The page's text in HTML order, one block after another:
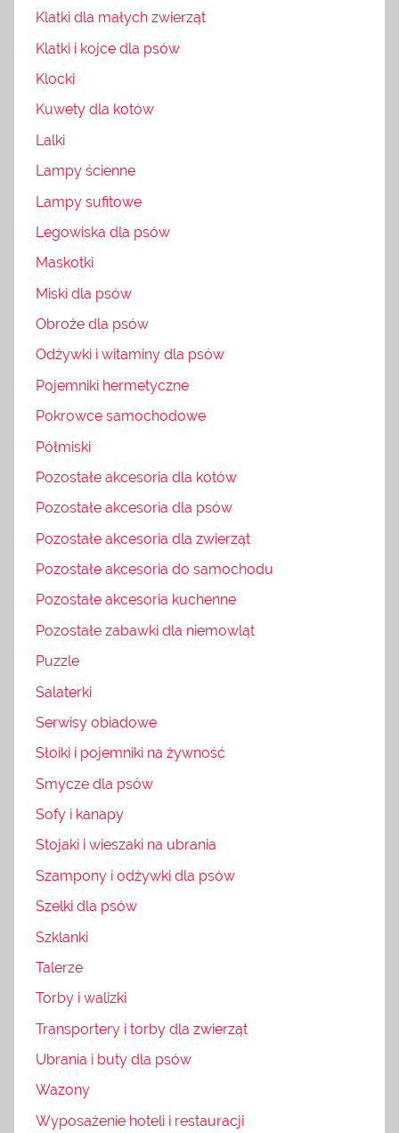
Klatki dla małych zwierząt
Klatki i kojce dla psów
Klocki
Kuwety dla kotów
Lalki
Lampy ścienne
Lampy sufitowe
Legowiska dla psów
Maskotki
Miski dla psów
Obroże dla psów
Odżywki i witaminy dla psów
Pojemniki hermetyczne
Pokrowce samochodowe
Półmiski
Pozostałe akcesoria dla kotów
Pozostałe akcesoria dla psów
Pozostałe akcesoria dla zwierząt
Pozostałe akcesoria do samochodu
Pozostałe akcesoria kuchenne
Pozostałe zabawki dla niemowląt
Puzzle
Salaterki
Serwisy obiadowe
Słoiki i pojemniki na żywność
Smycze dla psów
Sofy i kanapy
Stojaki i wieszaki na ubrania
Szampony i odżywki dla psów
Szelki dla psów
Szklanki
Talerze
Torby i walizki
Transportery i torby dla zwierząt
Ubrania i buty dla psów
Wazony
Wyposażenie hoteli i restauracji